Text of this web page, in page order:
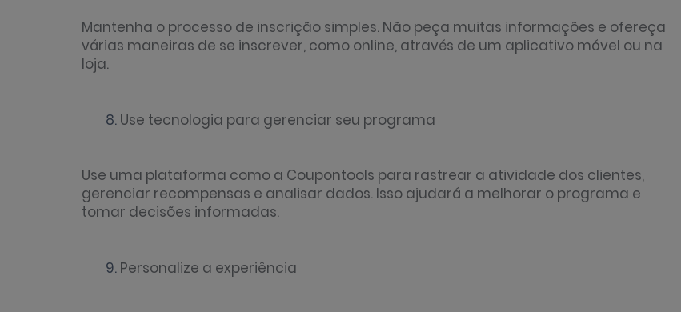
Mantenha o processo de inscrição simples. Não peça muitas informações e ofereça
várias maneiras de se inscrever, como online, através de um aplicativo móvel ou na
loja.
Use tecnologia para gerenciar seu programa
Use uma plataforma como a Coupontools para rastrear a atividade dos clientes,
gerenciar recompensas e analisar dados. Isso ajudará a melhorar o programa e
tomar decisões informadas.
Personalize a experiência